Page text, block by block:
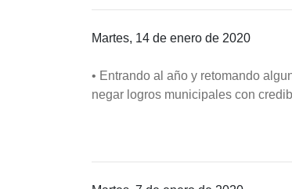
Martes, 14 de enero de 2020
• Entrando al año y retomando
negar logros municipales con